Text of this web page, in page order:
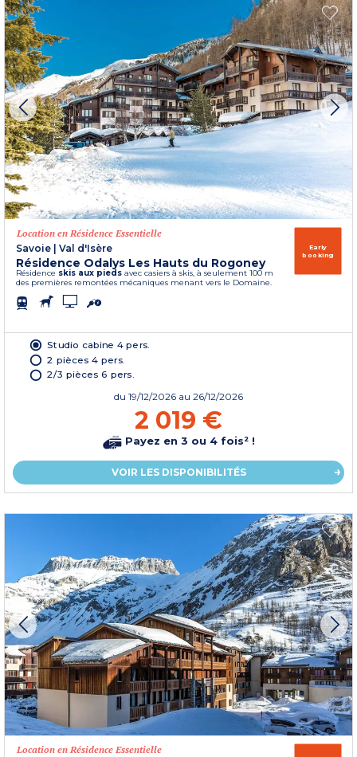
Location en Résidence Essentielle
Savoie | Val d'Isère
Résidence Odalys Les Hauts du Rogoney
Résidence skis aux pieds avec casiers à skis, à seulement 100 m
des premières remontées mécaniques menant vers le Domaine.
Early
booking
Studio cabine 4 pers.
2 pièces 4 pers.
2/3 pièces 6 pers.
du 19/12/2026 au 26/12/2026
2 019 €
Payez en 3 ou 4 fois² !
VOIR LES DISPONIBILITÉS
Location en Résidence Essentielle